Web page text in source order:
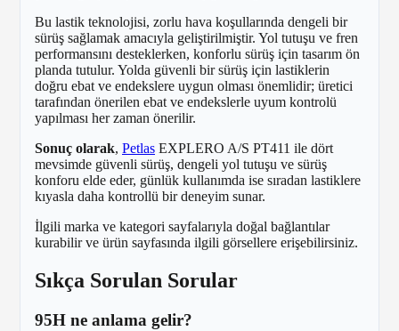
Bu lastik teknolojisi, zorlu hava koşullarında dengeli bir
sürüş sağlamak amacıyla geliştirilmiştir. Yol tutuşu ve fren
performansını desteklerken, konforlu sürüş için tasarım ön
planda tutulur. Yolda güvenli bir sürüş için lastiklerin
doğru ebat ve endekslere uygun olması önemlidir; üretici
tarafından önerilen ebat ve endekslerle uyum kontrolü
yapılması her zaman önerilir.
Sonuç olarak, Petlas EXPLERO A/S PT411 ile dört
mevsimde güvenli sürüş, dengeli yol tutuşu ve sürüş
konforu elde eder, günlük kullanımda ise sıradan lastiklere
kıyasla daha kontrollü bir deneyim sunar.
İlgili marka ve kategori sayfalarıyla doğal bağlantılar
kurabilir ve ürün sayfasında ilgili görsellere erişebilirsiniz.
Sıkça Sorulan Sorular
95H ne anlama gelir?